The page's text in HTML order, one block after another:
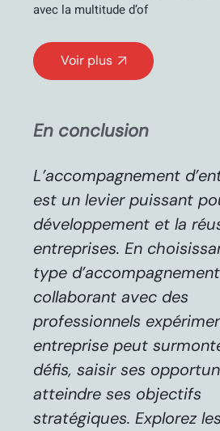
avec la multitude d’of
Voir plus
En conclusion
L’accompagnement
est un levier puissant
développement et la
entreprises. En
type
collaborant avec des
professionnels
entreprise peut
défis, saisir ses
atteindre ses objectifs
stratégiques. Explorez les